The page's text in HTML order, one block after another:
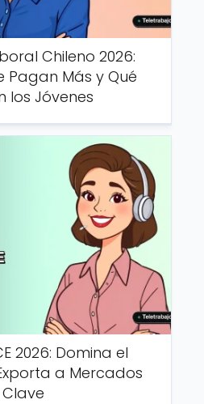
Chileno 2026:
Pagan Más y Qué
los Jóvenes
2026: Domina el
a Mercados
Clave